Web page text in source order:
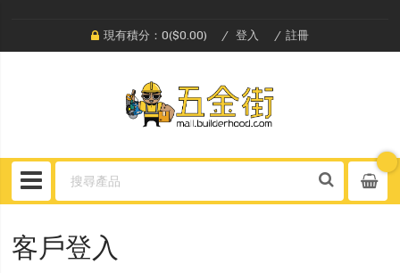
現有積分：0($0.00) 登入 註冊
客戶登入